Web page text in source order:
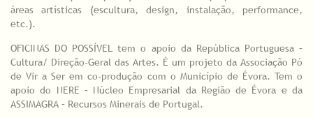
áreas artísticas (escultura, design, instalação, performance,
etc.).
OFICINAS DO POSSÍVEL tem o apoio da República Portuguesa –
Cultura/ Direção-Geral das Artes. É um projeto da Associação Pó
de Vir a Ser em co-produção com o Município de Évora. Tem o
apoio do NERE – Núcleo Empresarial da Região de Évora e da
ASSIMAGRA – Recursos Minerais de Portugal.